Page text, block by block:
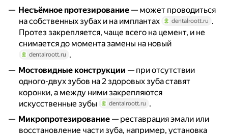
Несъёмное протезирование — может проводиться
на собственных зубах и на имплантах
dentalroott.ru .
Протез закрепляется, чаще всего на цемент, и не
снимается до момента замены на новый
dentalroott.ru .
Мостовидные конструкции — при отсутствии
одного-двух зубов на 2 здоровых зуба ставят
коронки, а между ними закрепляются
искусственные зубы
dentalroott.ru .
Микропротезирование — реставрация эмали или
восстановление части зуба, например, установка